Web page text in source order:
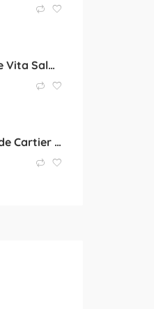
Longines Dolce Vita Salmon
Cartier “must de Cartier 21”